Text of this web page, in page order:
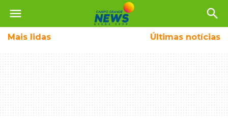
menu search
Mais lidas Últimas notícias